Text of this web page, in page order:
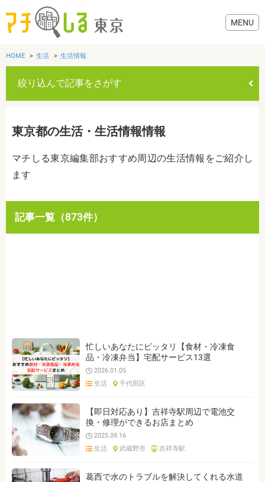
歯医者・病院
おでかけ
HOME 生活 生活情報
絞り込んで記事をさがす
カテゴリを選ぶ
すべて グルメ 美容・健康 歯医者・病院 おでかけ
東京都の生活・生活情報情報
マチしる東京編集部おすすめ周辺の生活情報をご紹介し
ます
記事一覧（873件）
忙しいあなたにピッタリ【食材・冷凍食
品・冷凍弁当】宅配サービス13選
2026.01.05
生活
千代田区
【即日対応あり】吉祥寺駅周辺で電池交
換・修理ができるお店まとめ
2025.09.16
生活
武蔵野市 吉祥寺駅
葛西で水のトラブルを解決してくれる水道